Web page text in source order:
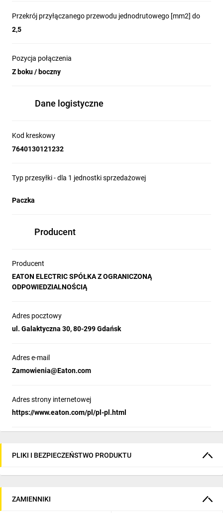
Przekrój przyłączanego przewodu jednodrutowego [mm2] do
2,5
Pozycja połączenia
Z boku / boczny
Dane logistyczne
Kod kreskowy
7640130121232
Typ przesyłki - dla 1 jednostki sprzedażowej
Paczka
Producent
Producent
EATON ELECTRIC SPÓŁKA Z OGRANICZONĄ
ODPOWIEDZIALNOŚCIĄ
Adres pocztowy
ul. Galaktyczna 30, 80-299 Gdańsk
Adres e-mail
Zamowienia@Eaton.com
Adres strony internetowej
https://www.eaton.com/pl/pl-pl.html
PLIKI I BEZPIECZEŃSTWO PRODUKTU
ZAMIENNIKI